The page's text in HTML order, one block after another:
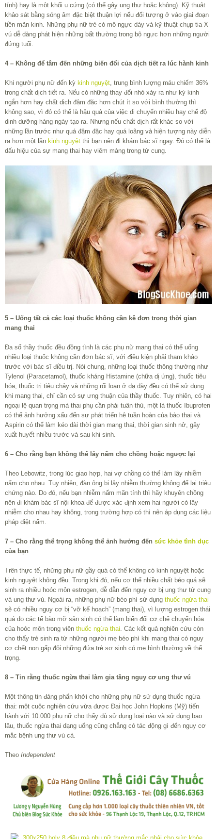
tính) hay là một khối u cứng (có thể gây ung thư hoặc không). Kỹ thuật
khảo sát bằng sóng âm đặc biệt thuận lợi nếu đối tượng ở vào giai đoạn
tiền mãn kinh. Những phụ nữ trẻ có mô ngực dày và kỹ thuật chụp tia X
vú dễ dàng phát hiện những bất thường trong bộ ngực hơn những người
đứng tuổi.
4 – Không để tâm đến những biến đổi của dịch tiết ra lúc hành kinh
Khi người phụ nữ đến kỳ kinh nguyệt, trung bình lượng máu chiếm 36%
trong chất dịch tiết ra. Nếu có những thay đổi nhỏ xảy ra như kỳ kinh
ngắn hơn hay chất dịch đậm đặc hơn chút ít so với bình thường thì
không sao, vì đó có thể là hậu quả của việc di chuyển nhiều hay chế độ
dinh dưỡng hàng ngày tạo ra. Nhưng nếu chất dịch rất khác so với
những lần trước như quá đậm đặc hay quá loãng và hiện tượng này diễn
ra hơn một lần kinh nguyệt thì bạn nên đi khám bác sĩ ngay. Đó có thể là
dấu hiệu của sự mang thai hay viêm màng trong tử cung.
5 – Uống tất cả các loại thuốc không cần kê đơn trong thời gian
mang thai
Đa số thầy thuốc đều đồng tình là các phụ nữ mang thai có thể uống
nhiều loại thuốc không cần đơn bác sĩ, với điều kiện phải tham khảo
trước với bác sĩ điều trị. Nói chung, những loại thuốc thông thường như
Tylenol (Paracetamol), thuốc kháng Histamine (chữa dị ứng), thuốc tiêu
hóa, thuốc trị tiêu chảy và những rối loạn ở dạ dày đều có thể sử dụng
khi mang thai, chỉ cần có sự ưng thuận của thầy thuốc. Tuy nhiên, có hai
ngoại lệ quan trọng mà thai phụ cần phải tuân thủ, một là thuốc Ibuprofen
có thể ảnh hưởng xấu đến sự phát triển hệ tuần hoàn của bào thai và
Aspirin có thể làm kéo dài thời gian mang thai, thời gian sinh nở, gây
xuất huyết nhiều trước và sau khi sinh.
6 – Cho rằng bạn không thể lây nấm cho chồng hoặc ngược lại
Theo Lebowitz, trong lúc giao hợp, hai vợ chồng có thể làm lây nhiễm
nấm cho nhau. Tuy nhiên, đàn ông bị lây nhiễm thường không để lại triệu
chứng nào. Do đó, nếu bạn nhiễm nấm mãn tính thì hãy khuyên chồng
nên đi khám bác sĩ nội khoa để được xác định xem hai người có lây
nhiễm cho nhau hay không, trong trường hợp có thì nên áp dụng các liệu
pháp diệt nấm.
7 – Cho rằng thể trọng không thể ảnh hưởng đến sức khỏe tình dục
của bạn
Trên thực tế, những phụ nữ gầy quá có thể không có kinh nguyệt hoặc
kinh nguyệt không đều. Trong khi đó, nếu cơ thể nhiều chất béo quá sẽ
sinh ra nhiều hoóc môn estrogen, dễ dẫn đến nguy cơ bị ung thư tử cung
và ung thư vú. Ngoài ra, những phụ nữ béo phì sử dụng thuốc ngừa thai
sẽ có nhiều nguy cơ bị “vỡ kế hoạch” (mang thai), vì lượng estrogen thái
quá do các tế bào mỡ sản sinh có thể làm biến đổi cơ chế chuyển hóa
của hoóc môn trong viên thuốc ngừa thai . Các kết quả nghiên cứu còn
cho thấy trẻ sinh ra từ những người mẹ béo phì khi mang thai có nguy
cơ chết non gấp đôi những đứa trẻ sơ sinh có mẹ bình thường về thể
trọng.
8 – Tin rằng thuốc ngừa thai làm gia tăng nguy cơ ung thư vú
Một thông tin đáng phấn khởi cho những phụ nữ sử dụng thuốc ngừa
thai: một cuộc nghiên cứu vừa được Đại học John Hopkins (Mỹ) tiến
hành với 10.000 phụ nữ cho thấy dù sử dụng loại nào và sử dụng bao
lâu, thuốc ngừa thai dạng uống cũng chẳng có tác động gì đến nguy cơ
mắc bệnh ung thư vú cả.
Theo Independent